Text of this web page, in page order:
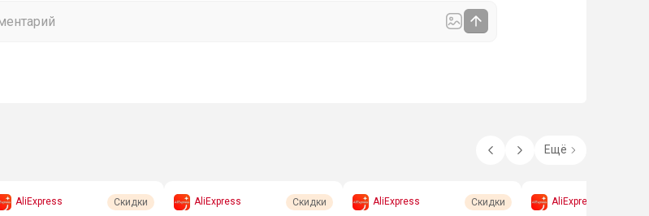
Ещё
AliExpress Скидки AliExpress Скидки AliExpress Скидки AliExpress